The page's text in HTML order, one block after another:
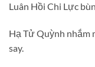
Luân Hồi Chi Lực
Hạ Tử Quỳnh nhắm
say.